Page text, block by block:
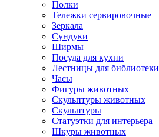
Полки
Тележки сервировочные
Зеркала
Сундуки
Ширмы
Посуда для кухни
Лестницы для библиотеки
Часы
Фигуры животных
Скульптуры животных
Скульптуры
Статуэтки для интерьера
Шкуры животных